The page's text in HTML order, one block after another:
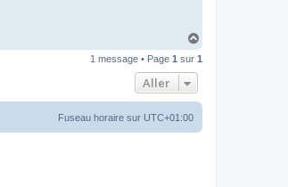
u
1 message • Page 1 sur 1
Aller
Fuseau horaire sur UTC+01:00